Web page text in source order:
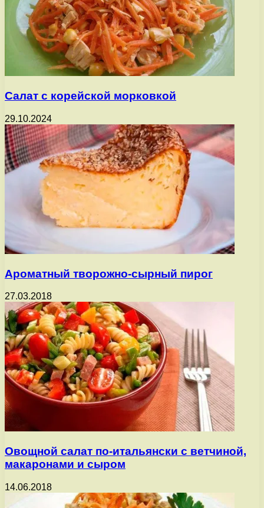
Салат с корейской морковкой
29.10.2024
Ароматный творожно-сырный пирог
27.03.2018
Овощной салат по-итальянски с ветчиной,
макаронами и сыром
14.06.2018